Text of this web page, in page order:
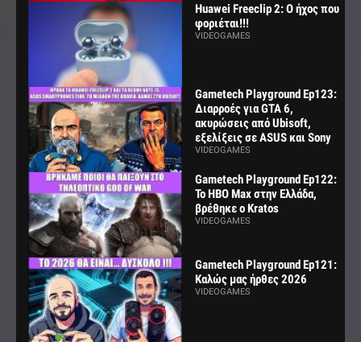
Huawei Freeclip 2: Ο ήχος που
φοριέται!!!
VIDEOGAMES
Gametech Playground Ep123:
Διαρροές για GTA 6,
ακυρώσεις από Ubisoft,
εξελίξεις σε ASUS και Sony
VIDEOGAMES
Gametech Playground Ep122:
Το HBO Max στην Ελλάδα,
βρέθηκε ο Kratos
VIDEOGAMES
Gametech Playground Ep121:
Καλώς μας ήρθες 2026
VIDEOGAMES